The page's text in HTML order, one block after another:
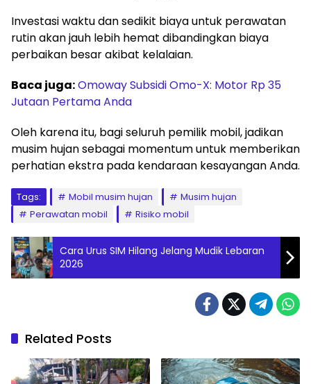
Investasi waktu dan sedikit biaya untuk perawatan
rutin akan jauh lebih hemat dibandingkan biaya
perbaikan besar akibat kelalaian.
Baca juga:Omoway Subsidi Omo-X: Motor Rp 35
Jutaan Pertama Anda
Oleh karena itu, bagi seluruh pemilik mobil, jadikan
musim hujan sebagai momentum untuk memberikan
perhatian ekstra pada kendaraan kesayangan Anda.
Tags: Mobil musim hujan
Musim hujan
Perawatan mobil
Risiko mobil
Cara Urus SIM Hilang Jelang Mudik Lebaran
2026
Related Posts